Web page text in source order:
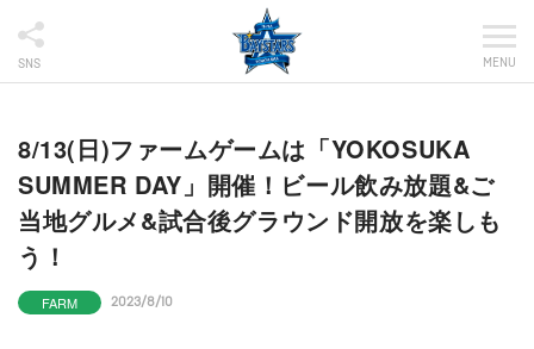
SNS MENU
8/13(日)ファームゲームは「YOKOSUKA
SUMMER DAY」開催！ビール飲み放題&ご
当地グルメ&試合後グラウンド開放を楽しも
う！
FARM 2023/8/10